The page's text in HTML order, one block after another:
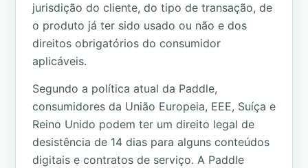
jurisdição do cliente, do tipo de transação, de
o produto já ter sido usado ou não e dos
direitos obrigatórios do consumidor
aplicáveis.
Segundo a política atual da Paddle,
consumidores da União Europeia, EEE, Suíça e
Reino Unido podem ter um direito legal de
desistência de 14 dias para alguns conteúdos
digitais e contratos de serviço. A Paddle